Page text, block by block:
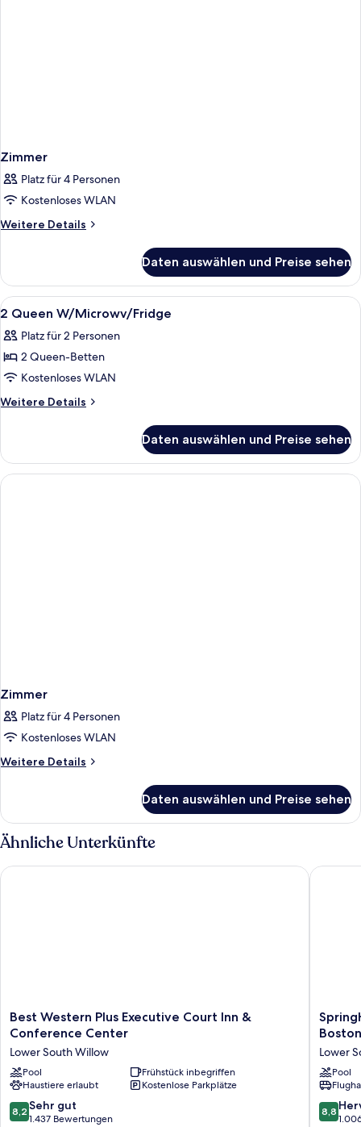
Zimmer
Platz für 4 Personen
Kostenloses WLAN
Weitere Details
Weitere
Daten auswählen und Preise sehen
Alle
Fotos
für
2
Queen
W/Microwv/Fridge
Hochwertige Bettwaren, Pillowtop-
1
2 Queen W/Microwv/Fridge
Platz für 2 Personen
2 Queen-Betten
Kostenloses WLAN
Weitere Details
Weitere
Queen
W/Microwv/Fridge
Daten auswählen und Preise sehen
Zimmer
Platz für 4 Personen
Kostenloses WLAN
Weitere Details
Weitere
Daten auswählen und Preise sehen
Ähnliche Unterkünfte
Best
Western
Executive
Court
Inn
&
Conference
Best Western Plus Executive Court Inn &
Conference Center
Lower South Willow
Pool
Frühstück inbegriffen
Haustiere erlaubt
Kostenlose Parkplätze
8.2
von
8,2 Sehr gut
1.437 Bewertungen
Best Western Plus Executive Court Inn & Conference Center
Suites
Marriott
Boston
Regional
Airport
Lower
Pool
8.8
von
8,8